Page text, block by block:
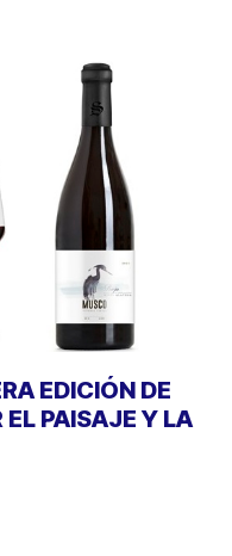
EDICIÓN DE
PAISAJE Y LA